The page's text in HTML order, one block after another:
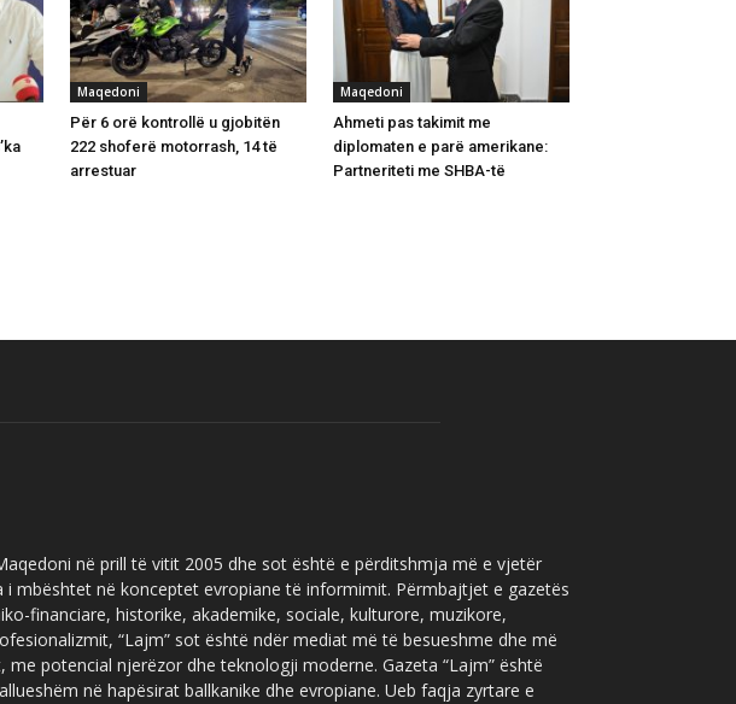
Maqedoni
Për 6 orë kontrollë u gjobitën
222 shoferë motorrash, 14 të
arrestuar
Maqedoni
Ahmeti pas takimit me
diplomaten e parë amerikane:
Partneriteti me SHBA-të
në prill të vitit 2005 dhe sot është e përditshmja më e vjetër
mbështet në konceptet evropiane të informimit. Përmbajtjet e gazetës
financiare, historike, akademike, sociale, kulturore, muzikore,
“Lajm” sot është ndër mediat më të besueshme dhe më
me potencial njerëzor dhe teknologji moderne. Gazeta “Lajm” është
në hapësirat ballkanike dhe evropiane. Ueb faqja zyrtare e